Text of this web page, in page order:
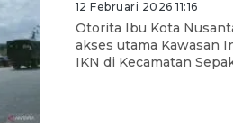
12 Februari 2026 11:16
Otorita Ibu Kota
akses utama Kawasan
IKN di Kecamatan